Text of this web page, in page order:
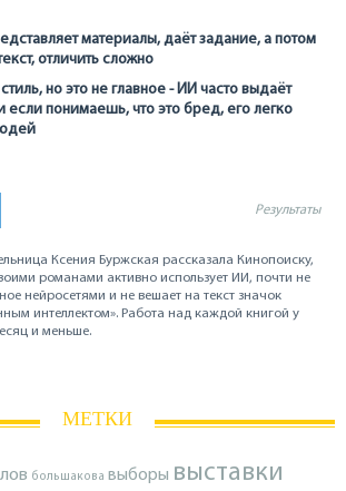
материалы, даёт задание, а потом
отличить сложно
но это не главное - ИИ часто выдаёт
если понимаешь, что это бред, его легко
Результаты
Ксения Буржская рассказала Кинопоиску,
романами активно использует ИИ, почти не
нейросетями и не вешает на текст значок
интеллектом». Работа над каждой книгой у
и меньше.
МЕТКИ
большакова выборы выставки